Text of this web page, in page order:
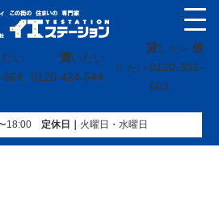
たい
664
買いたい
0120-424-544
貸し たい 借
り たい 0120-302-
563
18:00定休⽇｜ 火曜⽇・水曜⽇
実績»戸建»茨城県ひたちなか市大